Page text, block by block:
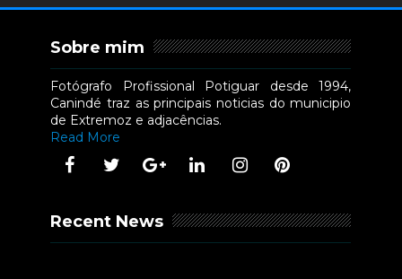
Sobre mim
Fotógrafo Profissional Potiguar desde 1994,
Canindé traz as principais noticias do municipio
de Extremoz e adjacências.
Read More
Recent News